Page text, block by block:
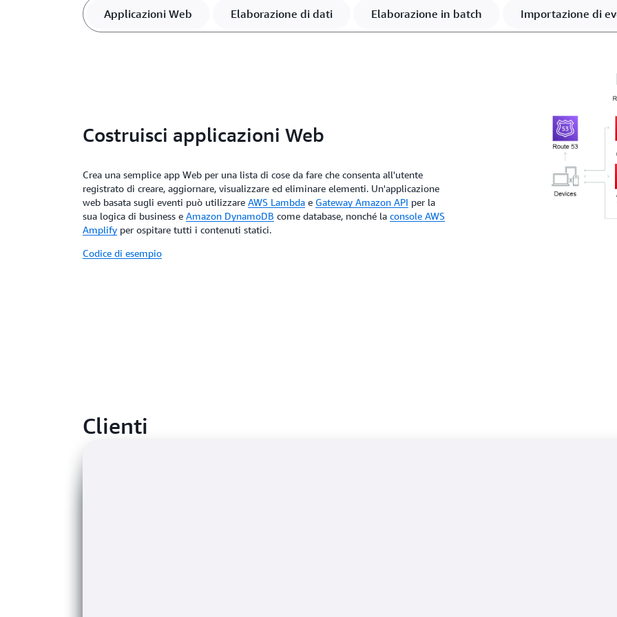
Applicazioni Web Elaborazione di dati Elaborazione in batch Importazione di
Costruisci applicazioni Web
Crea una semplice app Web per una lista di cose da fare che consenta all'utente
registrato di creare, aggiornare, visualizzare ed eliminare elementi. Un'applicazione
web basata sugli eventi può utilizzare AWS Lambda e Gateway Amazon API per la
sua logica di business e Amazon DynamoDB come database, nonché la console AWS
Amplify per ospitare tutti i contenuti statici.
Codice di esempio
Clienti